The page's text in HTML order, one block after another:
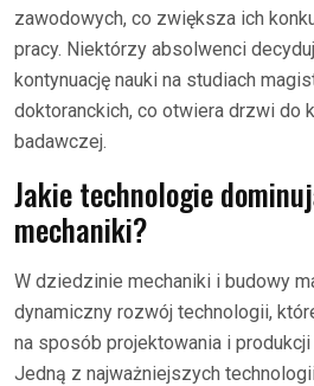
zawodowych, co zwiększa ich
pracy. Niektórzy absolwenci
kontynuację nauki na studiach
doktoranckich, co otwiera drzwi do
badawczej.
Jakie technologie
mechaniki?
W dziedzinie mechaniki i budowy
dynamiczny rozwój technologii,
na sposób projektowania i
Jedną z najważniejszych